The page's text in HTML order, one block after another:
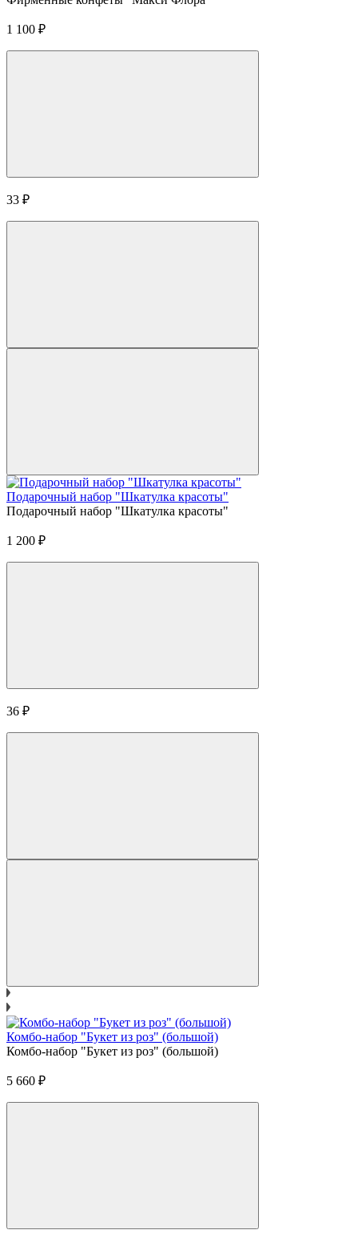
1 100 ₽
33 ₽
Подарочный набор "Шкатулка красоты"
Подарочный набор "Шкатулка красоты"
1 200 ₽
36 ₽
Комбо-набор "Букет из роз" (большой)
Комбо-набор "Букет из роз" (большой)
5 660 ₽